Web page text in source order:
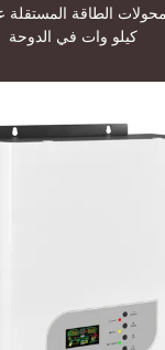
كيلو وات في الدوحة